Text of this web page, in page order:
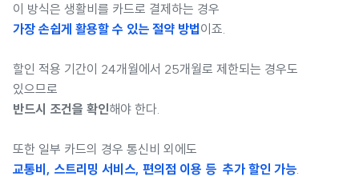
이 방식은 생활비를 카드로 결제하는 경우
가장 손쉽게 활용할 수 있는 절약 방법이죠.
할인 적용 기간이 24개월에서 25개월로 제한되는 경우도
있으므로
반드시 조건을 확인해야 한다.
또한 일부 카드의 경우 통신비 외에도
교통비, 스트리밍 서비스, 편의점 이용 등 추가 할인 가능.